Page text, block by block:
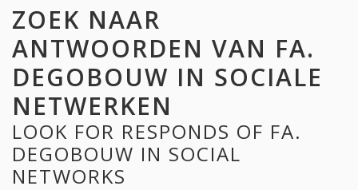
ZOEK NAAR
ANTWOORDEN VAN FA.
DEGOBOUW IN SOCIALE
NETWERKEN
LOOK FOR RESPONDS OF FA.
DEGOBOUW IN SOCIAL
NETWORKS